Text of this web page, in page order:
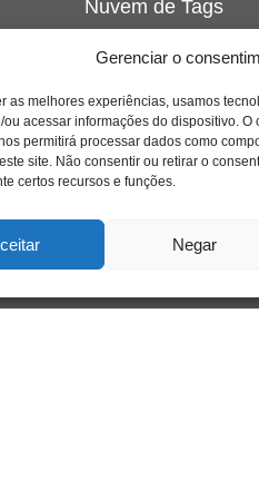
Gerenciar o
as melhores experiências, usamos
ou acessar informações do dispositivo. O
permitirá processar dados como
site. Não consentir ou retirar o
certos recursos e funções.
Negar
Nuvem de Tags
crianca cuidado cultura
educação
freud infância insight jung
loucura luto maternidade
psicologia